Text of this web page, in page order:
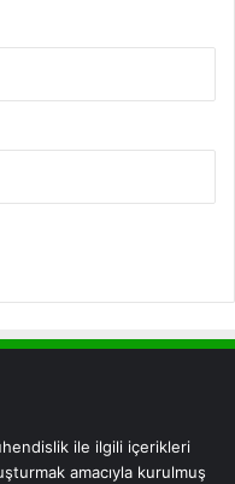
ile ilgili içerikleri
amacıyla kurulmuş